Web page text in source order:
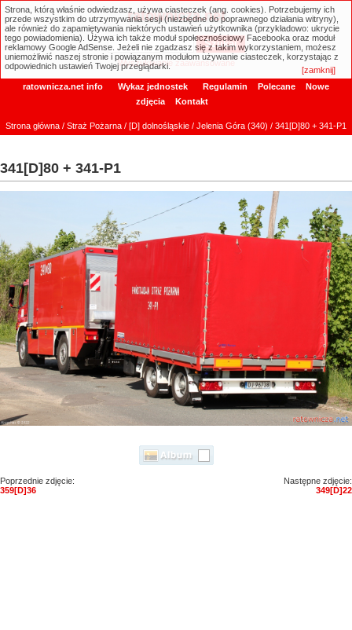
ratownicza.net
Wyszukiwanie zaawansowane
ratownicza.net info Wykaz jednostek Regulamin Polecane
Nowe
zdjęcia
Kontakt
Strona główna / Straż Pożarna / [D] dolnośląskie / Jelenia Góra (340) / 341[D]80 + 341-P1
341[D]80 + 341-P1
Poprzednie zdjęcie:
359[D]36
Następne zdjęcie:
349[D]22
Strona, którą właśnie odwiedzasz, używa ciasteczek (ang. cookies). Potrzebujemy ich
przede wszystkim do utrzymywania sesji (niezbędne do poprawnego działania witryny),
ale również do zapamiętywania niektórych ustawień użytkownika (przykładowo: ukrycie
tego powiadomienia). Używa ich także moduł społecznościowy Facebooka oraz moduł
reklamowy Google AdSense. Jeżeli nie zgadzasz się z takim wykorzystaniem, możesz
uniemożliwić naszej stronie i powiązanym modułom używanie ciasteczek, korzystając z
odpowiednich ustawień Twojej przeglądarki.
[zamknij]